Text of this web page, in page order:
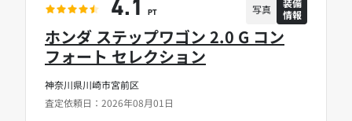
神奈川県川崎市宮前区
査定依頼日：2026年08月01日
ホンダ ステップワゴン 2.0 G コン
フォート セレクション
4.1 PT 写真
装備
情報